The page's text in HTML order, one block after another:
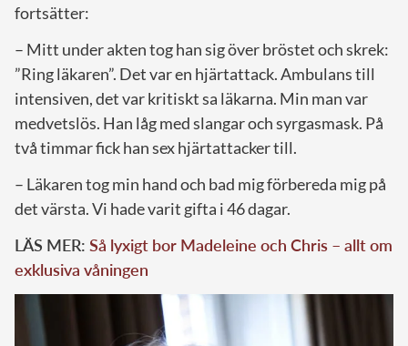
fortsätter:
– Mitt under akten tog han sig över bröstet och skrek:
”Ring läkaren”. Det var en hjärtattack. Ambulans till
intensiven, det var kritiskt sa läkarna. Min man var
medvetslös. Han låg med slangar och syrgasmask. På
två timmar fick han sex hjärtattacker till.
– Läkaren tog min hand och bad mig förbereda mig på
det värsta. Vi hade varit gifta i 46 dagar.
LÄS MER: Så lyxigt bor Madeleine och Chris – allt om
exklusiva våningen